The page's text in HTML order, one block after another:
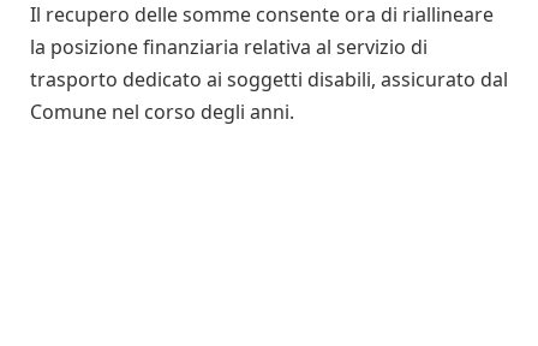
Il recupero delle somme consente ora di riallineare
la posizione finanziaria relativa al servizio di
trasporto dedicato ai soggetti disabili, assicurato dal
Comune nel corso degli anni.